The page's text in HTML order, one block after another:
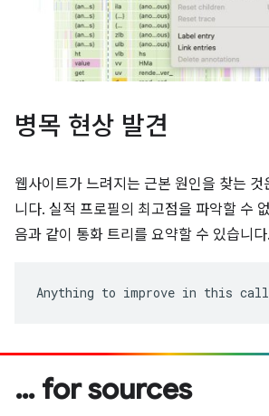
병목 현상 발견
웹사이트가 느려지는 근본 원인을 찾는 것
니다. 실적 프로필의 최고점을 파악할 수
음과 같이 통화 트리를 요약할 수 있습니다.
Anything to improve in this
… for sources